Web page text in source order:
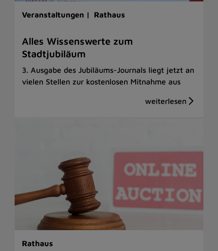
Veranstaltungen | Rathaus
Alles Wissenswerte zum
Stadtjubiläum
3. Ausgabe des Jubiläums-Journals liegt jetzt an
vielen Stellen zur kostenlosen Mitnahme aus
Rathaus